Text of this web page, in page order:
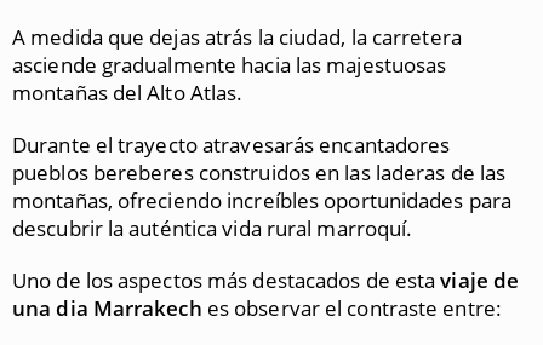
A medida que dejas atrás la ciudad, la carretera
asciende gradualmente hacia las majestuosas
montañas del Alto Atlas.
Durante el trayecto atravesarás encantadores
pueblos bereberes construidos en las laderas de las
montañas, ofreciendo increíbles oportunidades para
descubrir la auténtica vida rural marroquí.
Uno de los aspectos más destacados de esta viaje de
una dia Marrakech es observar el contraste entre: